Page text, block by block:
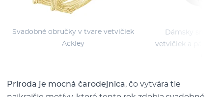
Svadobné obručky v tvare vetvičiek
Ackley
Dámsky
vetvičiek a
Príroda je mocná čarodejnica, čo vytvára tie